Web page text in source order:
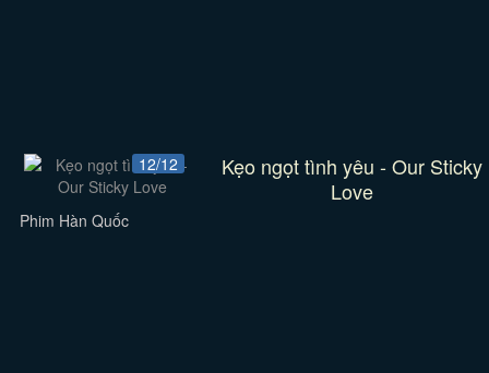
12/12
Kẹo ngọt tình yêu - Our Sticky
Love
Phim Hàn Quốc